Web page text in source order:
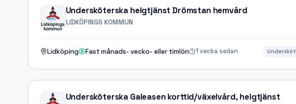
Undersköterska helgtjänst Drömstan hemvård
LIDKÖPINGS KOMMUN
Lidköping Fast månads- vecko- eller timlön 1 vecka sedan
Undersköterska Galeasen korttid/växelvård, helgtjänst